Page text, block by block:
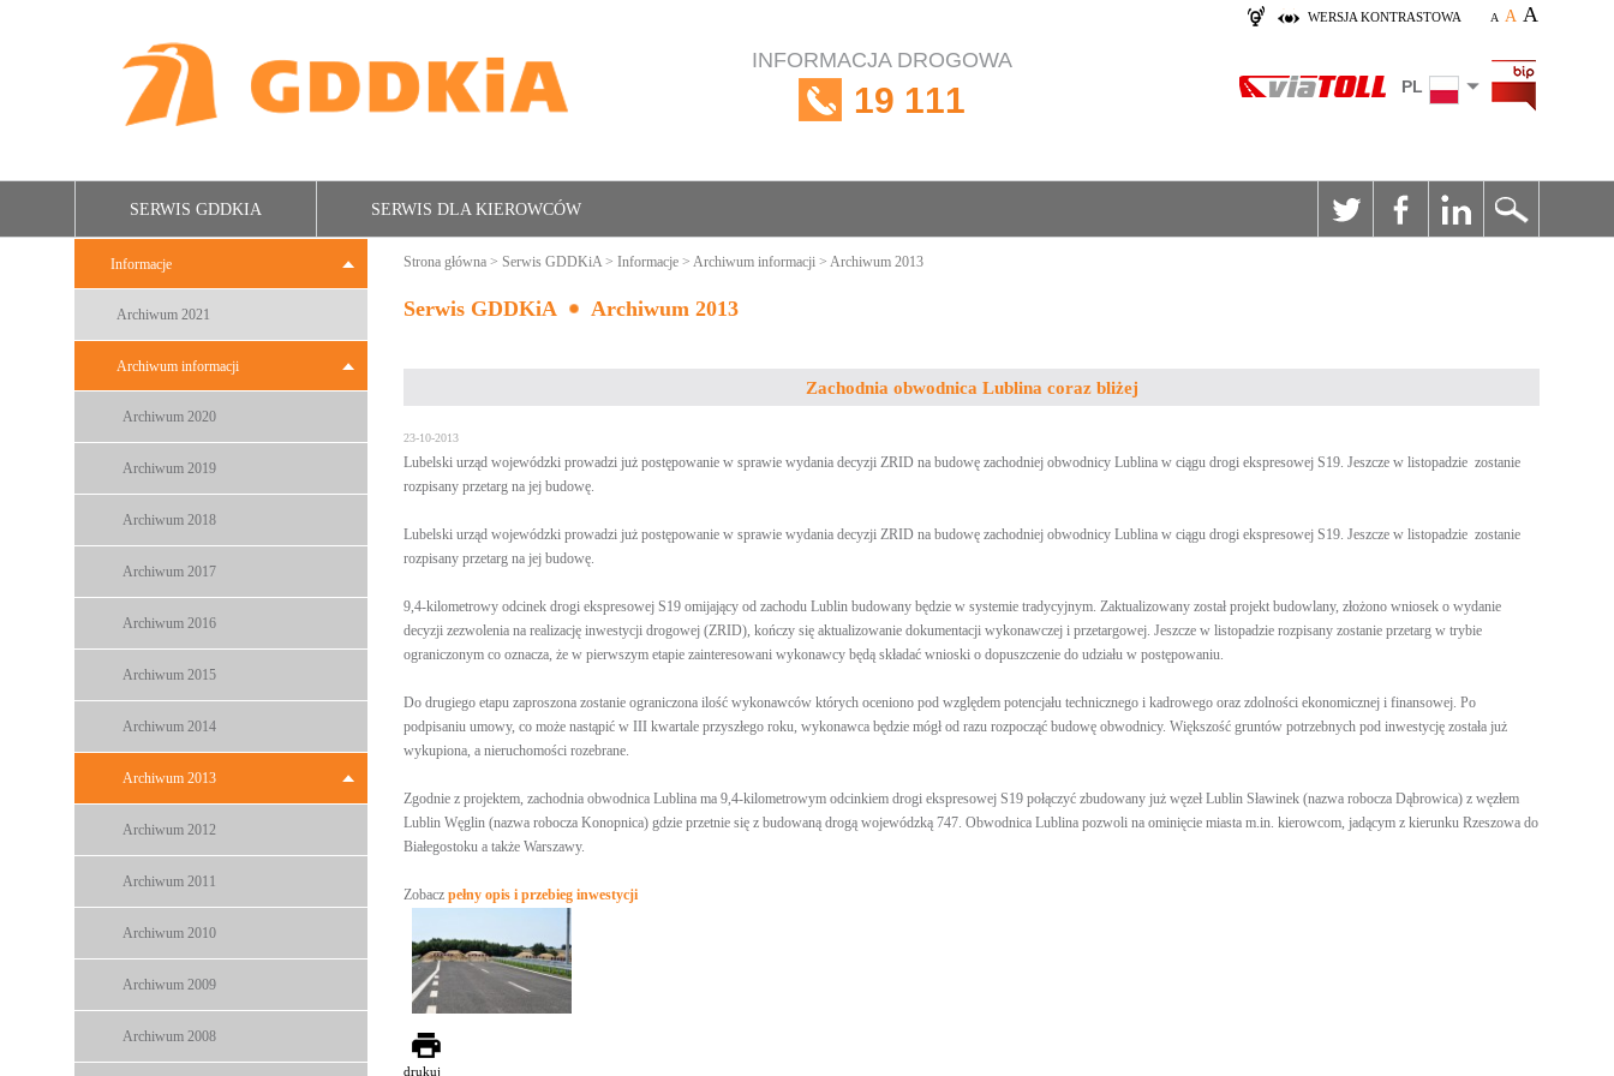
WERSJA KONTRASTOWA A A A
INFORMACJA DROGOWA
19 111 PL
SERWIS GDDKIA SERWIS DLA KIEROWCÓW
Informacje
Archiwum 2021
Archiwum informacji
Archiwum 2020
Archiwum 2019
Archiwum 2018
Archiwum 2017
Archiwum 2016
Archiwum 2015
Archiwum 2014
Archiwum 2013
Archiwum 2012
Archiwum 2011
Archiwum 2010
Archiwum 2009
Archiwum 2008
Strona główna > Serwis GDDKiA> Informacje > Archiwum informacji > Archiwum 2013
Serwis GDDKiA Archiwum 2013
Zachodnia obwodnica Lublina coraz bliżej
23-10-2013
Lubelski urząd wojewódzki prowadzi już postępowanie w sprawie wydania decyzji ZRID na budowę zachodniej obwodnicy Lublina w ciągu drogi ekspresowej S19. Jeszcze w listopadzie zostanie
rozpisany przetarg na jej budowę.
Lubelski urząd wojewódzki prowadzi już postępowanie w sprawie wydania decyzji ZRID na budowę zachodniej obwodnicy Lublina w ciągu drogi ekspresowej S19. Jeszcze w listopadzie zostanie
rozpisany przetarg na jej budowę.
9,4-kilometrowy odcinek drogi ekspresowej S19 omijający od zachodu Lublin budowany będzie w systemie tradycyjnym. Zaktualizowany został projekt budowlany, złożono wniosek o wydanie
decyzji zezwolenia na realizację inwestycji drogowej (ZRID), kończy się aktualizowanie dokumentacji wykonawczej i przetargowej. Jeszcze w listopadzie rozpisany zostanie przetarg w trybie
ograniczonym co oznacza, że w pierwszym etapie zainteresowani wykonawcy będą składać wnioski o dopuszczenie do udziału w postępowaniu.
Do drugiego etapu zaproszona zostanie ograniczona ilość wykonawców których oceniono pod względem potencjału technicznego i kadrowego oraz zdolności ekonomicznej i finansowej. Po
podpisaniu umowy, co może nastąpić w III kwartale przyszłego roku, wykonawca będzie mógł od razu rozpocząć budowę obwodnicy. Większość gruntów potrzebnych pod inwestycję została już
wykupiona, a nieruchomości rozebrane.
Zgodnie z projektem, zachodnia obwodnica Lublina ma 9,4-kilometrowym odcinkiem drogi ekspresowej S19 połączyć zbudowany już węzeł Lublin Sławinek (nazwa robocza Dąbrowica) z węzłem
Lublin Węglin (nazwa robocza Konopnica) gdzie przetnie się z budowaną drogą wojewódzką 747. Obwodnica Lublina pozwoli na ominięcie miasta m.in. kierowcom, jadącym z kierunku Rzeszowa do
Białegostoku a także Warszawy.
Zobacz pełny opis i przebieg inwestycji
drukuj